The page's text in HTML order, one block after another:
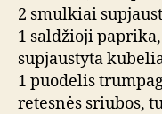
2 smulkiai
1 saldžioji
supjaustyta
1 puodelis
retesnės sriubos,